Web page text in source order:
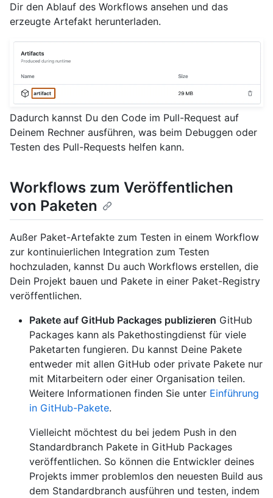
Dir den Ablauf des Workflows ansehen und das
erzeugte Artefakt herunterladen.
Dadurch kannst Du den Code im Pull-Request auf
Deinem Rechner ausführen, was beim Debuggen oder
Testen des Pull-Requests helfen kann.
Workflows zum Veröffentlichen
von Paketen
Außer Paket-Artefakte zum Testen in einem Workflow
zur kontinuierlichen Integration zum Testen
hochzuladen, kannst Du auch Workflows erstellen, die
Dein Projekt bauen und Pakete in einer Paket-Registry
veröffentlichen.
Pakete auf GitHub Packages publizieren GitHub
Packages kann als Pakethostingdienst für viele
Paketarten fungieren. Du kannst Deine Pakete
entweder mit allen GitHub oder private Pakete nur
mit Mitarbeitern oder einer Organisation teilen.
Weitere Informationen finden Sie unter Einführung
in GitHub-Pakete.
Vielleicht möchtest du bei jedem Push in den
Standardbranch Pakete in GitHub Packages
veröffentlichen. So können die Entwickler deines
Projekts immer problemlos den neuesten Build aus
dem Standardbranch ausführen und testen, indem